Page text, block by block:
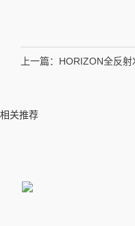
上一篇： HORIZON全反射
相关推荐